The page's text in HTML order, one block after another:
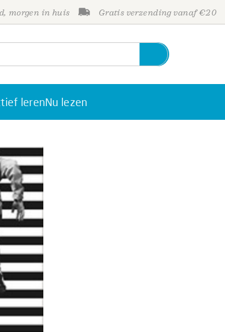
morgen in huis Gratis verzending vanaf €20
lerenNu lezen
Personen